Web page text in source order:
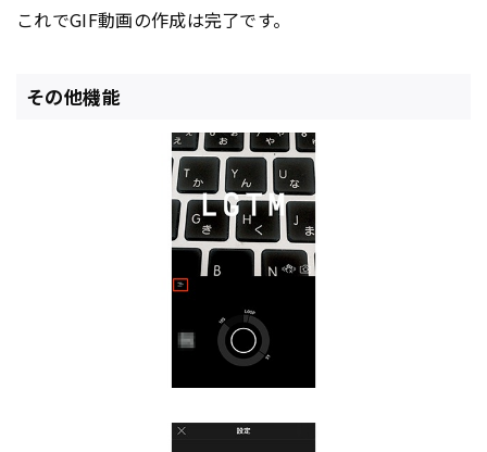
これでGIF動画の作成は完了です。
その他機能